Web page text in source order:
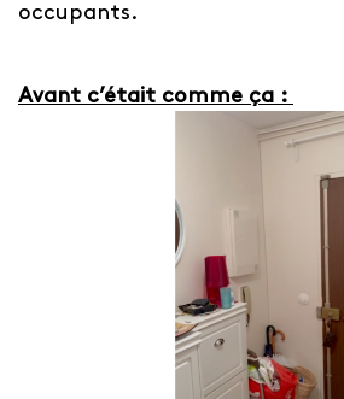
occupants.
Avant c’était comme ça :